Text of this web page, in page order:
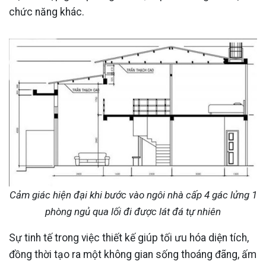
chức năng khác.
Cảm giác hiện đại khi bước vào ngôi nhà cấp 4 gác lửng 1
phòng ngủ qua lối đi được lát đá tự nhiên
Sự tinh tế trong việc thiết kế giúp tối ưu hóa diện tích,
đồng thời tạo ra một không gian sống thoáng đãng, ấm